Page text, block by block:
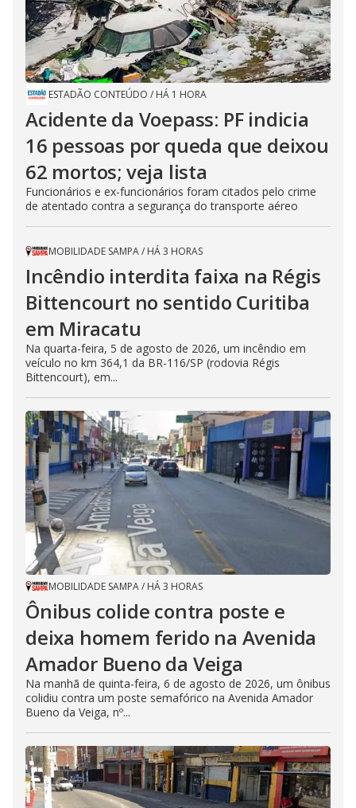
ESTADÃO CONTEÚDO / HÁ 1 HORA
Acidente da Voepass: PF indicia
16 pessoas por queda que deixou
62 mortos; veja lista
Funcionários e ex-funcionários foram citados pelo crime
de atentado contra a segurança do transporte aéreo
MOBILIDADE SAMPA/ HÁ 3 HORAS
Incêndio interdita faixa na Régis
Bittencourt no sentido Curitiba
em Miracatu
Na quarta-feira, 5 de agosto de 2026, um incêndio em
veículo no km 364,1 da BR-116/SP (rodovia Régis
Bittencourt), em...
MOBILIDADE SAMPA/ HÁ 3 HORAS
Ônibus colide contra poste e
deixa homem ferido na Avenida
Amador Bueno da Veiga
Na manhã de quinta-feira, 6 de agosto de 2026, um ônibus
colidiu contra um poste semafórico na Avenida Amador
Bueno da Veiga, nº...